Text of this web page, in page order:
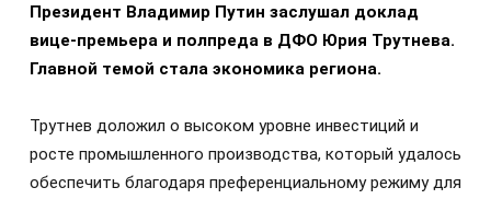
Президент Владимир Путин заслушал доклад
вице-премьера и полпреда в ДФО Юрия Трутнева.
Главной темой стала экономика региона.
Трутнев доложил о высоком уровне инвестиций и
росте промышленного производства, который удалось
обеспечить благодаря преференциальному режиму для